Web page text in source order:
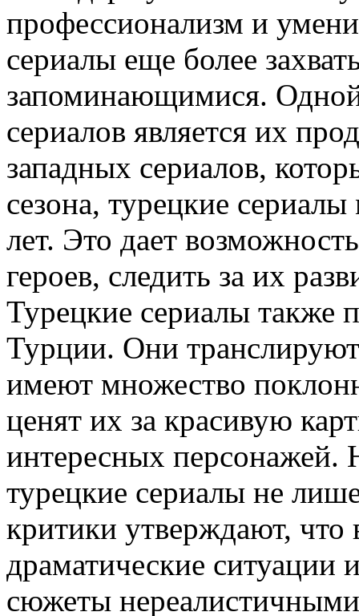
профессионализм и
сериалы еще более
запоминающимися.
сериалов является их
западных сериалов,
сезона, турецкие
лет. Это дает
героев, следить за их
Турецкие сериалы также
Турции. Они
имеют множество
ценят их за красивую
интересных персонажей.
турецкие сериалы не
критики утверждают, что
драматические ситуации
сюжеты